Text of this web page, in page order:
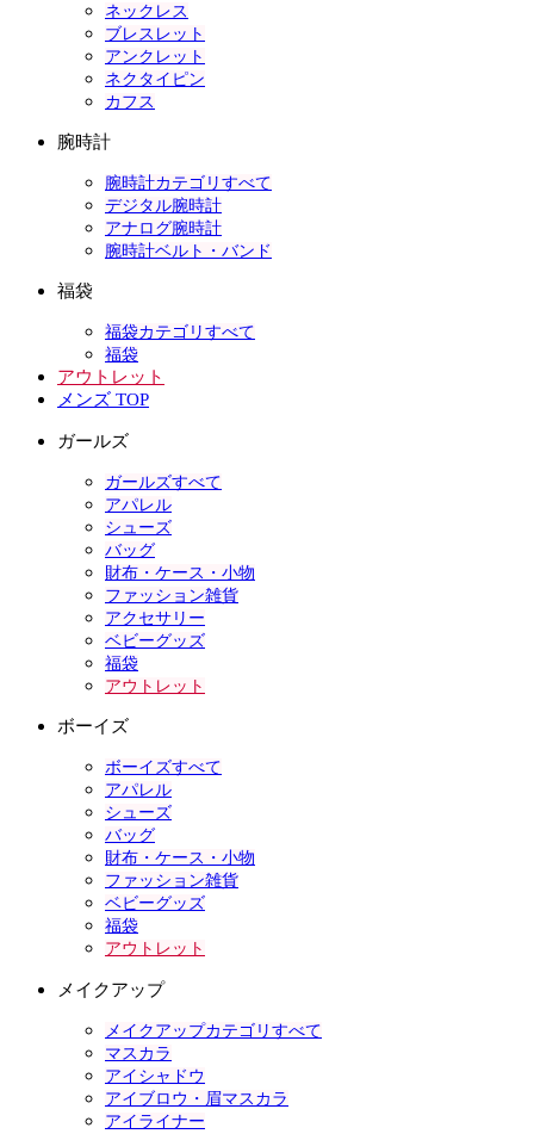
ネックレス
ブレスレット
アンクレット
ネクタイピン
カフス
腕時計
腕時計カテゴリすべて
デジタル腕時計
アナログ腕時計
腕時計ベルト・バンド
福袋
福袋カテゴリすべて
福袋
アウトレット
メンズ TOP
ガールズ
ガールズすべて
アパレル
シューズ
バッグ
財布・ケース・小物
ファッション雑貨
アクセサリー
ベビーグッズ
福袋
アウトレット
ボーイズ
ボーイズすべて
アパレル
シューズ
バッグ
財布・ケース・小物
ファッション雑貨
ベビーグッズ
福袋
アウトレット
メイクアップ
メイクアップカテゴリすべて
マスカラ
アイシャドウ
アイブロウ・眉マスカラ
アイライナー